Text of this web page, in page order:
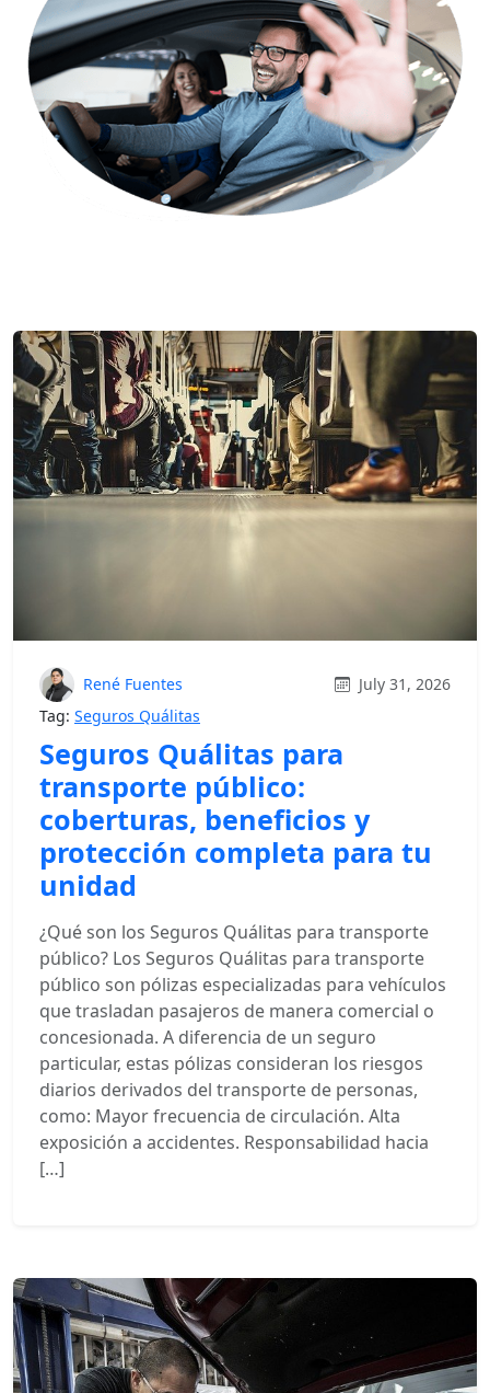
René Fuentes
July 31, 2026
Tag: Seguros Quálitas
Seguros Quálitas para
transporte público:
coberturas, beneficios y
protección completa para tu
unidad
¿Qué son los Seguros Quálitas para transporte
público? Los Seguros Quálitas para transporte
público son pólizas especializadas para vehículos
que trasladan pasajeros de manera comercial o
concesionada. A diferencia de un seguro
particular, estas pólizas consideran los riesgos
diarios derivados del transporte de personas,
como: Mayor frecuencia de circulación. Alta
exposición a accidentes. Responsabilidad hacia
[…]